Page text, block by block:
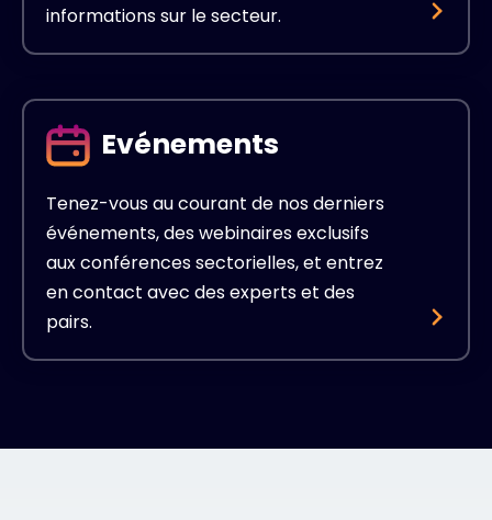
informations sur le secteur.
Evénements
Tenez-vous au courant de nos derniers
événements, des webinaires exclusifs
aux conférences sectorielles, et entrez
en contact avec des experts et des
pairs.